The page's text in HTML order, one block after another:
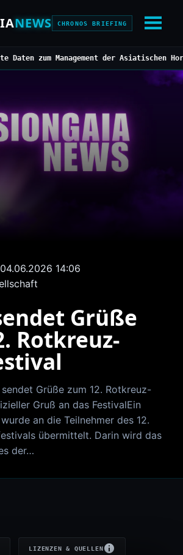
NEWS CHRONOS BRIEFING
Management der Asiatischen Hornisse
04.06.2026 14:06
Grüße
Rotkreuz-
sendet Grüße zum 12. Rotkreuz-
Gruß an das FestivalEin
an die Teilnehmer des 12.
übermittelt. Darin wird das
der…
LIZENZEN & QUELLEN